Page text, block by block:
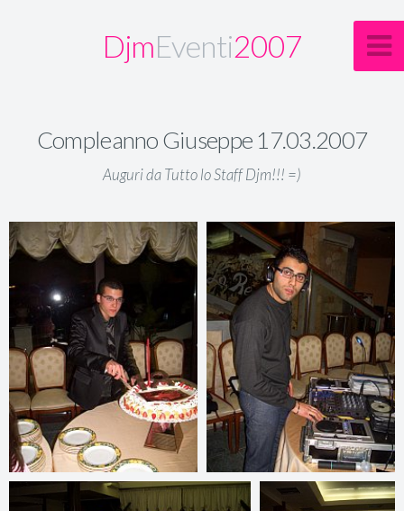
DjmEventi2007
Compleanno Giuseppe 17.03.2007
Auguri da Tutto lo Staff Djm!!! =)